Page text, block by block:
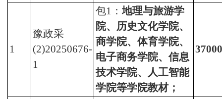
1
豫政采
(2)20250676-
1
包1：地理与旅游学
院、历史文化学院、
商学院、体育学院、
电子商务学院、信息
技术学院、人工智能
学院等学院教材；